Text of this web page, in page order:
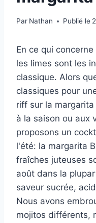
Par Nathan Publié le
En ce qui
les limes sont les
classique. Alors
classiques pour
riff sur la
à la saison ou aux
proposons un
l'été: la margarita
fraîches juteuses
août dans la
saveur sucrée,
Nous avons
mojitos différents,